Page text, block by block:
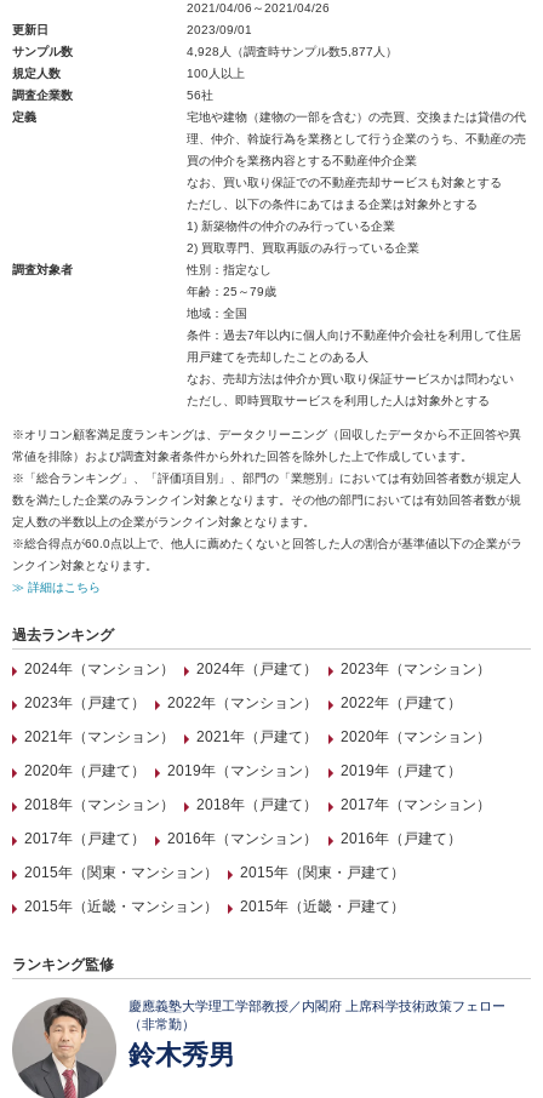
2021/04/06～2021/04/26
更新日
2023/09/01
サンプル数
4,928人（調査時サンプル数5,877人）
規定人数
100人以上
調査企業数
56社
定義
宅地や建物（建物の一部を含む）の売買、交換または貸借の代
理、仲介、斡旋行為を業務として行う企業のうち、不動産の売
買の仲介を業務内容とする不動産仲介企業
なお、買い取り保証での不動産売却サービスも対象とする
ただし、以下の条件にあてはまる企業は対象外とする
1) 新築物件の仲介のみ行っている企業
2) 買取専門、買取再販のみ行っている企業
調査対象者
性別：指定なし
年齢：25～79歳
地域：全国
条件：過去7年以内に個人向け不動産仲介会社を利用して住居
用戸建てを売却したことのある人
なお、売却方法は仲介か買い取り保証サービスかは問わない
ただし、即時買取サービスを利用した人は対象外とする
※オリコン顧客満足度ランキングは、データクリーニング（回収したデータから不正回答や異
常値を排除）および調査対象者条件から外れた回答を除外した上で作成しています。
※「総合ランキング」、「評価項目別」、部門の「業態別」においては有効回答者数が規定人
数を満たした企業のみランクイン対象となります。その他の部門においては有効回答者数が規
定人数の半数以上の企業がランクイン対象となります。
※総合得点が60.0点以上で、他人に薦めたくないと回答した人の割合が基準値以下の企業がラ
ンクイン対象となります。
≫ 詳細はこちら
過去ランキング
2024年（マンション）
2024年（戸建て）
2023年（マンション）
2023年（戸建て）
2022年（マンション）
2022年（戸建て）
2021年（マンション）
2021年（戸建て）
2020年（マンション）
2020年（戸建て）
2019年（マンション）
2019年（戸建て）
2018年（マンション）
2018年（戸建て）
2017年（マンション）
2017年（戸建て）
2016年（マンション）
2016年（戸建て）
2015年（関東・マンション）
2015年（関東・戸建て）
2015年（近畿・マンション）
2015年（近畿・戸建て）
ランキング監修
慶應義塾大学理工学部教授／内閣府 上席科学技術政策フェロー
（非常勤）
鈴木秀男